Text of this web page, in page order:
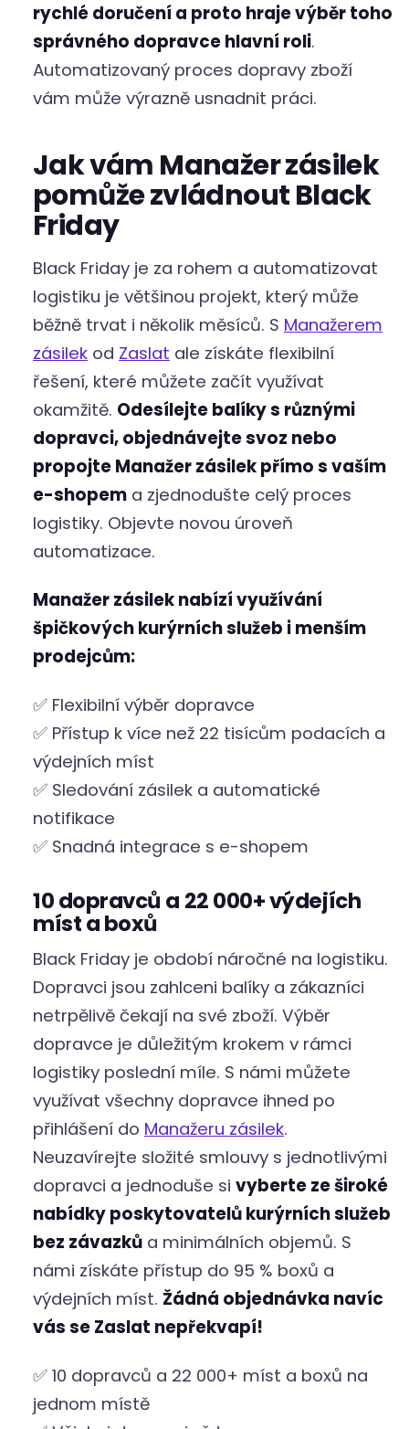
rychlé doručení a proto hraje výběr toho
správného dopravce hlavní roli.
Automatizovaný proces dopravy zboží
vám může výrazně usnadnit práci.
Jak vám Manažer zásilek
pomůže zvládnout Black
Friday
Black Friday je za rohem a automatizovat
logistiku je většinou projekt, který může
běžně trvat i několik měsíců. S Manažerem
zásilek od Zaslat ale získáte flexibilní
řešení, které můžete začít využívat
okamžitě. Odesílejte balíky s různými
dopravci, objednávejte svoz nebo
propojte Manažer zásilek přímo s vaším
e-shopem a zjednodušte celý proces
logistiky. Objevte novou úroveň
automatizace.
Manažer zásilek nabízí využívání
špičkových kurýrních služeb i menším
prodejcům:
✅ Flexibilní výběr dopravce
✅ Přístup k více než 22 tisícům podacích a
výdejních míst
✅ Sledování zásilek a automatické
notifikace
✅ Snadná integrace s e-shopem
10 dopravců a 22 000+ výdejích
míst a boxů
Black Friday je období náročné na logistiku.
Dopravci jsou zahlceni balíky a zákazníci
netrpělivě čekají na své zboží. Výběr
dopravce je důležitým krokem v rámci
logistiky poslední míle. S námi můžete
využívat všechny dopravce ihned po
přihlášení do Manažeru zásilek.
Neuzavírejte složité smlouvy s jednotlivými
dopravci a jednoduše si vyberte ze široké
nabídky poskytovatelů kurýrních služeb
bez závazků a minimálních objemů. S
námi získáte přístup do 95 % boxů a
výdejních míst. Žádná objednávka navíc
vás se Zaslat nepřekvapí!
✅ 10 dopravců a 22 000+ míst a boxů na
jednom místě